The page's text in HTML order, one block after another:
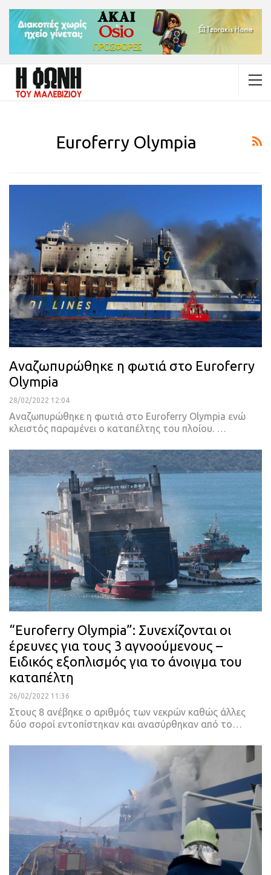
Euroferry Olympia
Αναζωπυρώθηκε η φωτιά στο Euroferry
Olympia
28/02/2022 12:04
Αναζωπυρώθηκε η φωτιά στο Euroferry Olympia ενώ
κλειστός παραμένει ο καταπέλτης του πλοίου. …
“Euroferry Olympia”: Συνεχίζονται οι
έρευνες για τους 3 αγνοούμενους –
Ειδικός εξοπλισμός για το άνοιγμα του
καταπέλτη
26/02/2022 11:36
Στους 8 ανέβηκε ο αριθμός των νεκρών καθώς άλλες
δύο σοροί εντοπίστηκαν και ανασύρθηκαν από το…